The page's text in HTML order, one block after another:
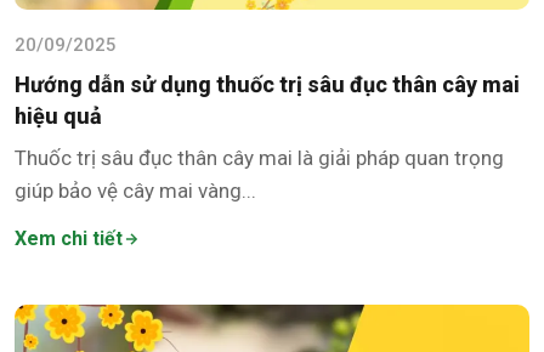
20/09/2025
Hướng dẫn sử dụng thuốc trị sâu đục thân cây mai
hiệu quả
Thuốc trị sâu đục thân cây mai là giải pháp quan trọng
giúp bảo vệ cây mai vàng...
Xem chi tiết